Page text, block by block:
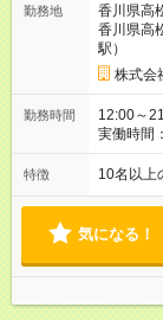
について
で60万円
す。頑張
えられています。 〈社員の年収
+賞与（
（入社2
年目・33歳） 【試用期間】試用期間あり
用形態：
円 ～
問わず【
証！ まず
金って稼
気持ちに
勤務地
香川県高
香川県高
駅）
株式会
勤務時間
12:00～
実働時間：8時間/日 ★残業は基
を想定し
は無縁で
21:00 定
特徴 10名以上
気になる！